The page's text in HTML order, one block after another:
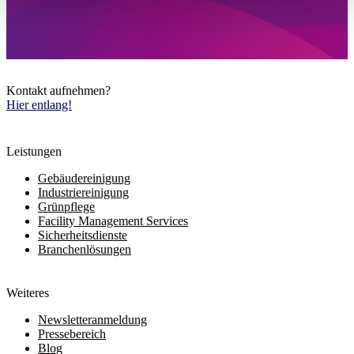
Kontakt aufnehmen?
Hier entlang!
Leistungen
Gebäudereinigung
Industriereinigung
Grünpflege
Facility Management Services
Sicherheitsdienste
Branchenlösungen
Weiteres
Newsletteranmeldung
Pressebereich
Blog